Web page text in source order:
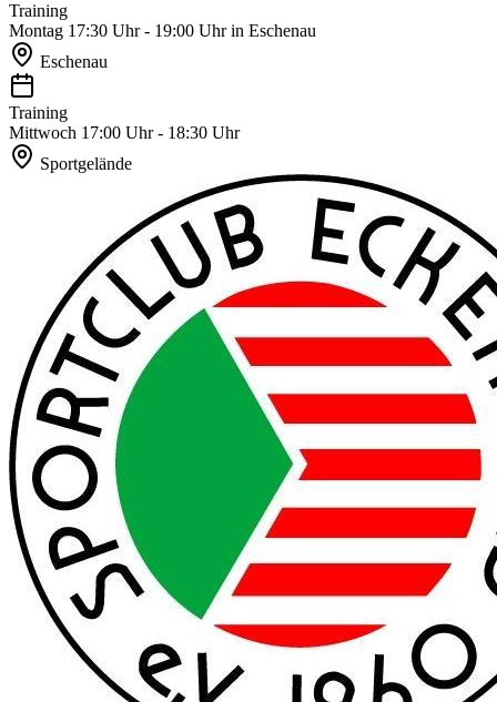
Training
Montag 17:30 Uhr - 19:00 Uhr in Eschenau
Eschenau
Training
Mittwoch 17:00 Uhr - 18:30 Uhr
Sportgelände